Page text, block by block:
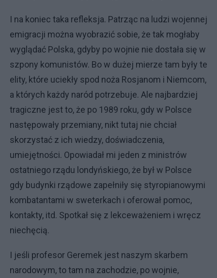
I na koniec taka refleksja. Patrząc na ludzi wojennej
emigracji można wyobrazić sobie, że tak mogłaby
wyglądać Polska, gdyby po wojnie nie dostała się w
szpony komunistów. Bo w dużej mierze tam były te
elity, które uciekły spod noża Rosjanom i Niemcom,
a których każdy naród potrzebuje. Ale najbardziej
tragiczne jest to, że po 1989 roku, gdy w Polsce
następowały przemiany, nikt tutaj nie chciał
skorzystać z ich wiedzy, doświadczenia,
umiejętności. Opowiadał mi jeden z ministrów
ostatniego rządu londyńskiego, że był w Polsce
gdy budynki rządowe zapełniły się styropianowymi
kombatantami w sweterkach i oferował pomoc,
kontakty, itd. Spotkał się z lekceważeniem i wręcz
niechęcią.
I jeśli profesor Geremek jest naszym skarbem
narodowym, to tam na zachodzie, po wojnie,